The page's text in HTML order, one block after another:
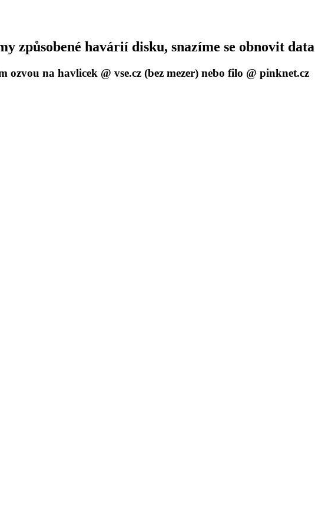
způsobené havárií disku, snazíme se obnovit data
ozvou na havlicek @ vse.cz (bez mezer) nebo filo @ pinknet.cz